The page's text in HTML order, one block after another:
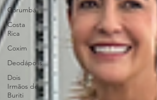
Corumbá
Costa
Rica
Coxim
Deodápolis
Dois
Irmãos de
Buriti